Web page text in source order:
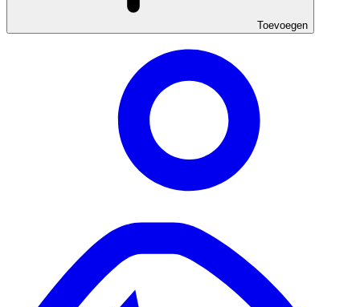
Toevoegen